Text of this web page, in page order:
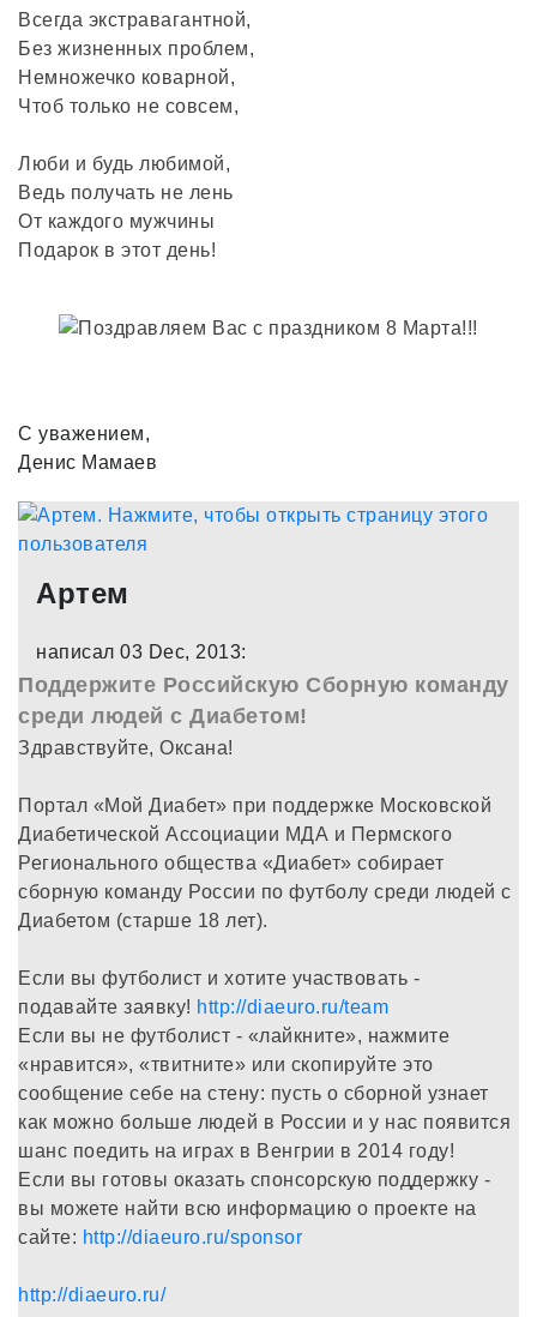
Всегда экстравагантной,
Без жизненных проблем,
Немножечко коварной,
Чтоб только не совсем,
Люби и будь любимой,
Ведь получать не лень
От каждого мужчины
Подарок в этот день!
С уважением,
Денис Мамаев
Артем
написал 03 Dec, 2013:
Поддержите Российскую Сборную команду
среди людей с Диабетом!
Здравствуйте, Оксана!
Портал «Мой Диабет» при поддержке Московской
Диабетической Ассоциации МДА и Пермского
Регионального общества «Диабет» собирает
сборную команду России по футболу среди людей с
Диабетом (старше 18 лет).
Если вы футболист и хотите участвовать -
подавайте заявку! http://diaeuro.ru/team
Если вы не футболист - «лайкните», нажмите
«нравится», «твитните» или скопируйте это
сообщение себе на стену: пусть о сборной узнает
как можно больше людей в России и у нас появится
шанс поедить на играх в Венгрии в 2014 году!
Если вы готовы оказать спонсорскую поддержку -
вы можете найти всю информацию о проекте на
сайте: http://diaeuro.ru/sponsor
http://diaeuro.ru/